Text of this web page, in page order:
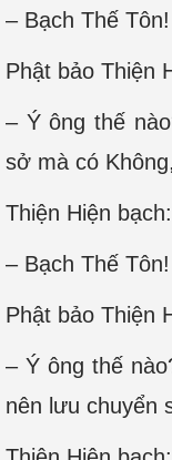
– Bạch Thế
Phật bảo Thiện
– Ý ông thế
sở mà có
Thiện Hiện bạch:
– Bạch Thế
Phật bảo Thiện
– Ý ông thế
nên lưu chuyển